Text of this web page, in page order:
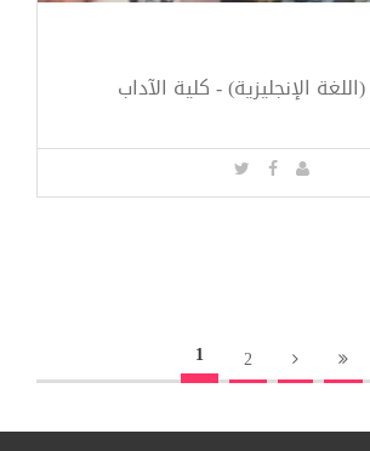
الإنجليزية) - كلية الآداب
1 2